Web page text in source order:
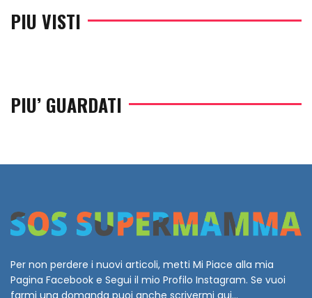
PIU VISTI
PIU’ GUARDATI
Per non perdere i nuovi articoli, metti Mi Piace alla mia
Pagina Facebook e Segui il mio Profilo Instagram. Se vuoi
farmi una domanda puoi anche scrivermi qui...